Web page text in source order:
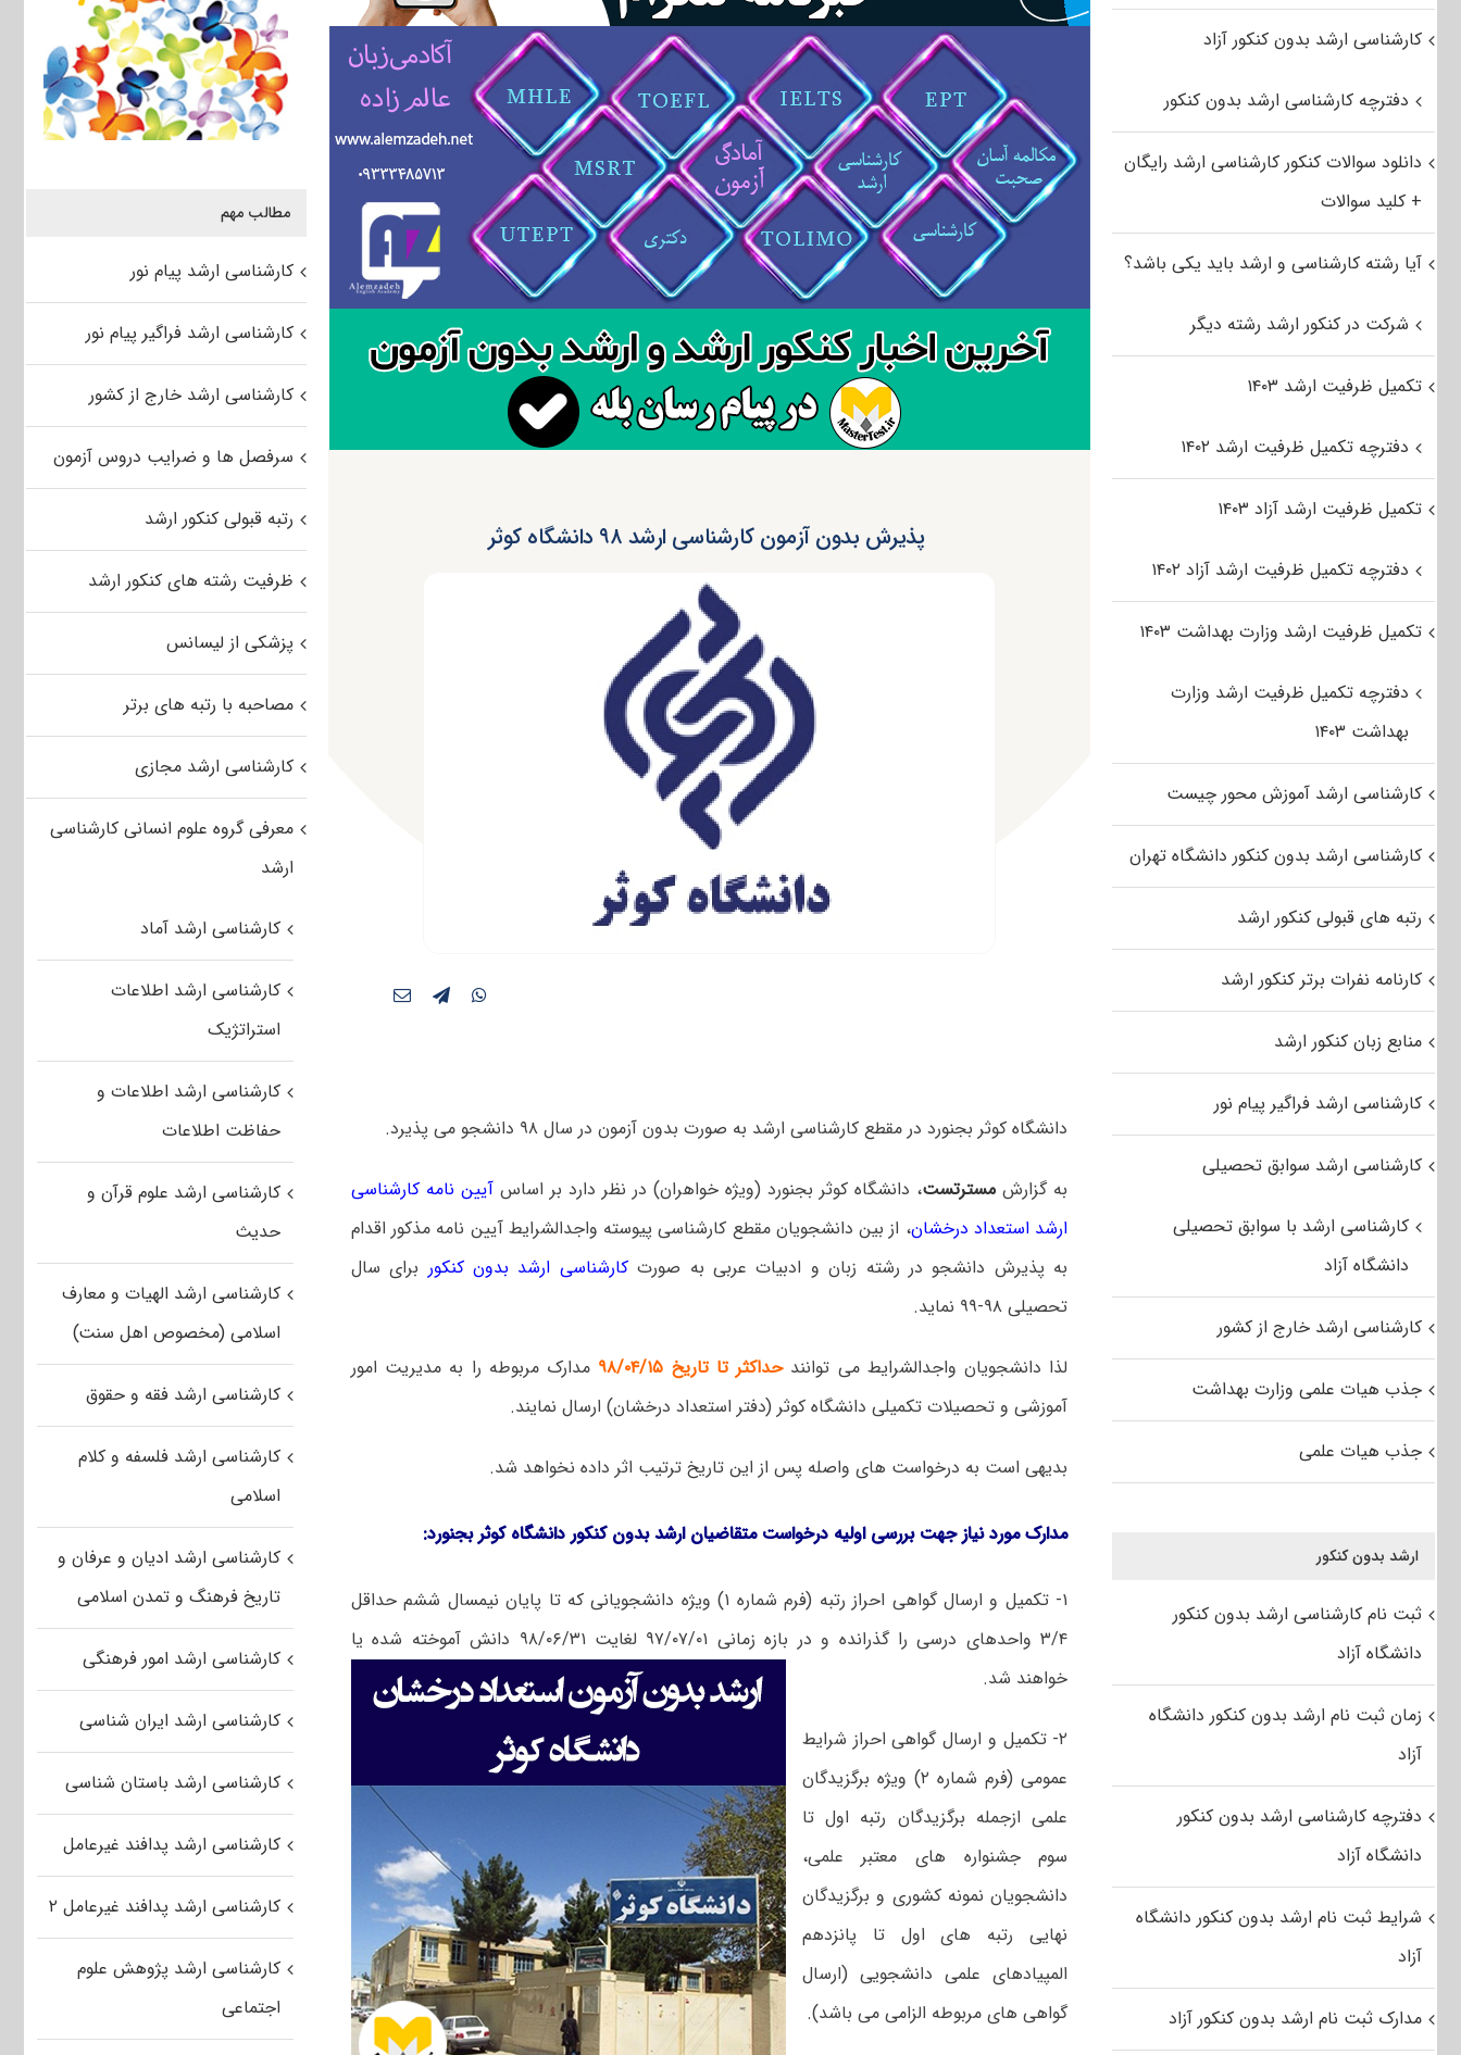
ﭘﺬﯾﺮش ﺑﺪون آزﻣﻮن کارشناسی ارﺷﺪ ۹۸ داﻧﺸﮕﺎه ﮐﻮﺛﺮ
دانشگاه کوثر بجنورد در ﻣﻘﻄﻊ ﮐﺎرﺷﻨﺎﺳﯽ ارﺷﺪ به صورت بدون آزمون در ﺳﺎل ۹۸ دانشجو می پذیرد.
به گزارش مسترتست، دانشگاه کوثر بجنورد (ویژه خواهران) در نظر دارد بر اساسآیین نامه کارشناسی
ارشد استعداد درخشان، از بین دانشجویان مقطع کارشناسی پیوسته واجدالشرایط آیین نامه مذکور اقدام
به پذیرش دانشجو در رشته زبان و ادبیات عربی به صورتکارشناسی ارشد بدون کنکور برای سال
تحصیلی ۹۸-۹۹ نماید.
لذا دانشجویان واجدالشرایط می توانند حداکثر تا تاریخ ۹۸/۰۴/۱۵
مدارک مربوطه را به مدیریت امور
آموزشی و تحصیلات تکمیلی دانشگاه کوثر (دفتر استعداد درخشان) ارسال نمایند.
بدیهی است به درخواست های واصله پس از این تاریخ ترتیب اثر داده نخواهد شد.
مدارک مورد نیاز جهت بررسی اولیه درخواست متقاضیان ارشد بدون کنکور دانشگاه کوثر بجنورد:
۱- تکمیل و ارسال گواهی احراز رتبه (فرم شماره ۱) ویژه دانشجویانی که تا پایان نیمسال ششم حداقل
۳/۴ واحدهای درسی را گذرانده و در بازه زمانی ۹۷/۰۷/۰۱ لغایت ۹۸/۰۶/۳۱ دانش آموخته شده یا
خواهند شد.
۲- تکمیل و ارسال گواهی احراز شرایط
عمومی (فرم شماره ۲) ویژه برگزیدگان
علمی ازجمله برگزیدگان رتبه اول تا
سوم جشنواره های معتبر علمی،
دانشجویان نمونه کشوری و برگزیدگان
نهایی رتبه های اول تا پانزدهم
المپیادهای علمی دانشجویی (ارسال
گواهی های مربوطه الزامی می باشد).
مطالب مهم
کارشناسی ارشد پیام نور
کارشناسی ارشد فراگیر پیام نور
کارشناسی ارشد خارج از کشور
سرفصل ها و ضرایب دروس آزمون
رتبه قبولی کنکور ارشد
ظرفیت رشته های کنکور ارشد
پزشکی از لیسانس
مصاحبه با رتبه های برتر
کارشناسی ارشد مجازی
معرفی گروه علوم انسانی کارشناسی
ارشد
کارشناسی ارشد آماد
کارشناسی ارشد اطلاعات
استراتژیک
کارشناسی ارشد اطلاعات و
حفاظت اطلاعات
کارشناسی ارشد علوم قرآن و
حدیث
کارشناسی ارشد الهیات و معارف
اسلامی (مخصوص اهل سنت)
کارشناسی ارشد فقه و حقوق
کارشناسی ارشد فلسفه و کلام
اسلامی
کارشناسی ارشد ادیان و عرفان و
تاریخ فرهنگ و تمدن اسلامی
کارشناسی ارشد امور فرهنگی
کارشناسی ارشد ایران شناسی
کارشناسی ارشد باستان شناسی
کارشناسی ارشد پدافند غیرعامل
کارشناسی ارشد پدافند غیرعامل ۲
کارشناسی ارشد پژوهش علوم
اجتماعی
کارشناسی ارشد بدون کنکور آزاد
دفترچه کارشناسی ارشد بدون کنکور
دانلود سوالات کنکور کارشناسی ارشد رایگان
+ کلید سوالات
آیا رشته کارشناسی و ارشد باید یکی باشد؟
شرکت در کنکور ارشد رشته دیگر
تکمیل ظرفیت ارشد ۱۴۰۳
دفترچه تکمیل ظرفیت ارشد ۱۴۰۲
تکمیل ظرفیت ارشد آزاد ۱۴۰۳
دفترچه تکمیل ظرفیت ارشد آزاد ۱۴۰۲
تکمیل ظرفیت ارشد وزارت بهداشت ۱۴۰۳
دفترچه تکمیل ظرفیت ارشد وزارت
بهداشت ۱۴۰۳
کارشناسی ارشد آموزش محور چیست
کارشناسی ارشد بدون کنکور دانشگاه تهران
رتبه های قبولی کنکور ارشد
کارنامه نفرات برتر کنکور ارشد
منابع زبان کنکور ارشد
کارشناسی ارشد فراگیر پیام نور
کارشناسی ارشد سوابق تحصیلی
کارشناسی ارشد با سوابق تحصیلی
دانشگاه آزاد
کارشناسی ارشد خارج از کشور
جذب هیات علمی وزارت بهداشت
جذب هیات علمی
ارشد بدون کنکور
ثبت نام کارشناسی ارشد بدون کنکور
دانشگاه آزاد
زمان ثبت نام ارشد بدون کنکور دانشگاه
آزاد
دفترچه کارشناسی ارشد بدون کنکور
دانشگاه آزاد
شرایط ثبت نام ارشد بدون کنکور دانشگاه
آزاد
مدارک ثبت نام ارشد بدون کنکور آزاد